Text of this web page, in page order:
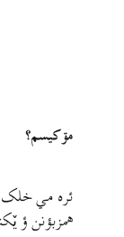
مۊ کيسم؟
ئره مي خلک
همزبؤنن ؤ